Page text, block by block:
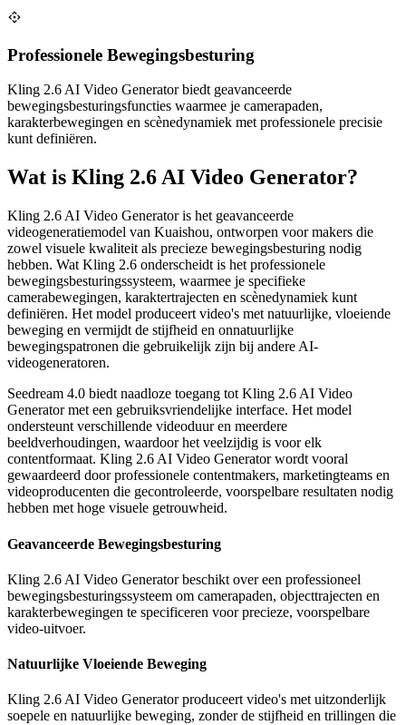
Professionele Bewegingsbesturing
Kling 2.6 AI Video Generator biedt geavanceerde
bewegingsbesturingsfuncties waarmee je camerapaden,
karakterbewegingen en scènedynamiek met professionele precisie
kunt definiëren.
Wat is Kling 2.6 AI Video Generator?
Kling 2.6 AI Video Generator is het geavanceerde
videogeneratiemodel van Kuaishou, ontworpen voor makers die
zowel visuele kwaliteit als precieze bewegingsbesturing nodig
hebben. Wat Kling 2.6 onderscheidt is het professionele
bewegingsbesturingssysteem, waarmee je specifieke
camerabewegingen, karaktertrajecten en scènedynamiek kunt
definiëren. Het model produceert video's met natuurlijke, vloeiende
beweging en vermijdt de stijfheid en onnatuurlijke
bewegingspatronen die gebruikelijk zijn bij andere AI-
videogeneratoren.
Seedream 4.0 biedt naadloze toegang tot Kling 2.6 AI Video
Generator met een gebruiksvriendelijke interface. Het model
ondersteunt verschillende videoduur en meerdere
beeldverhoudingen, waardoor het veelzijdig is voor elk
contentformaat. Kling 2.6 AI Video Generator wordt vooral
gewaardeerd door professionele contentmakers, marketingteams en
videoproducenten die gecontroleerde, voorspelbare resultaten nodig
hebben met hoge visuele getrouwheid.
Geavanceerde Bewegingsbesturing
Kling 2.6 AI Video Generator beschikt over een professioneel
bewegingsbesturingssysteem om camerapaden, objecttrajecten en
karakterbewegingen te specificeren voor precieze, voorspelbare
video-uitvoer.
Natuurlijke Vloeiende Beweging
Kling 2.6 AI Video Generator produceert video's met uitzonderlijk
soepele en natuurlijke beweging, zonder de stijfheid en trillingen die